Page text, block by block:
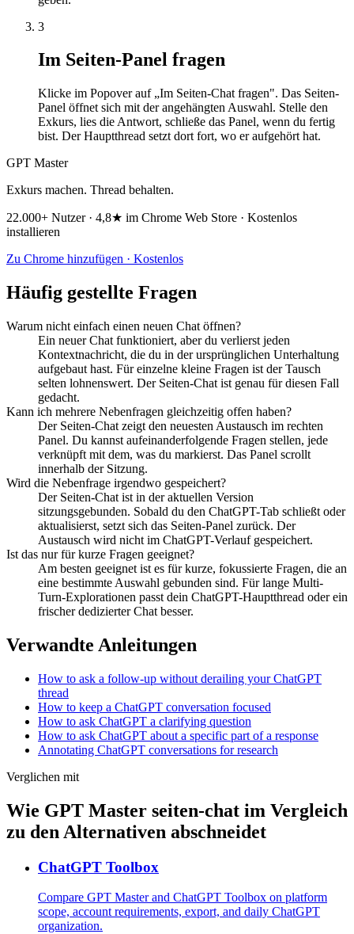
3
Im Seiten-Panel fragen
Klicke im Popover auf „Im Seiten-Chat fragen". Das Seiten-
Panel öffnet sich mit der angehängten Auswahl. Stelle den
Exkurs, lies die Antwort, schließe das Panel, wenn du fertig
bist. Der Hauptthread setzt dort fort, wo er aufgehört hat.
GPT Master
Exkurs machen. Thread behalten.
22.000+ Nutzer · 4,8★ im Chrome Web Store · Kostenlos
installieren
Zu Chrome hinzufügen · Kostenlos
Häufig gestellte Fragen
Warum nicht einfach einen neuen Chat öffnen?
Ein neuer Chat funktioniert, aber du verlierst jeden
Kontextnachricht, die du in der ursprünglichen Unterhaltung
aufgebaut hast. Für einzelne kleine Fragen ist der Tausch
selten lohnenswert. Der Seiten-Chat ist genau für diesen Fall
gedacht.
Kann ich mehrere Nebenfragen gleichzeitig offen haben?
Der Seiten-Chat zeigt den neuesten Austausch im rechten
Panel. Du kannst aufeinanderfolgende Fragen stellen, jede
verknüpft mit dem, was du markierst. Das Panel scrollt
innerhalb der Sitzung.
Wird die Nebenfrage irgendwo gespeichert?
Der Seiten-Chat ist in der aktuellen Version
sitzungsgebunden. Sobald du den ChatGPT-Tab schließt oder
aktualisierst, setzt sich das Seiten-Panel zurück. Der
Austausch wird nicht im ChatGPT-Verlauf gespeichert.
Ist das nur für kurze Fragen geeignet?
Am besten geeignet ist es für kurze, fokussierte Fragen, die an
eine bestimmte Auswahl gebunden sind. Für lange Multi-
Turn-Explorationen passt dein ChatGPT-Hauptthread oder ein
frischer dedizierter Chat besser.
Verwandte Anleitungen
How to ask a follow-up without derailing your ChatGPT
thread
How to keep a ChatGPT conversation focused
How to ask ChatGPT a clarifying question
How to ask ChatGPT about a specific part of a response
Annotating ChatGPT conversations for research
Verglichen mit
Wie GPT Master seiten-chat im Vergleich
zu den Alternativen abschneidet
ChatGPT Toolbox
Compare GPT Master and ChatGPT Toolbox on platform
scope, account requirements, export, and daily ChatGPT
organization.